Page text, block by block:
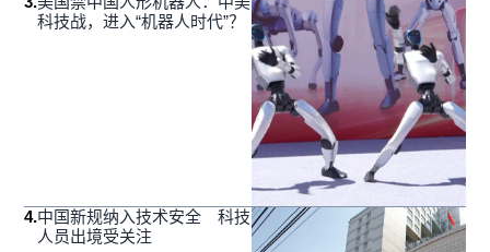
科技战，进入“机器人时代”？
4.中国新规纳入技术安全 科技
人员出境受关注